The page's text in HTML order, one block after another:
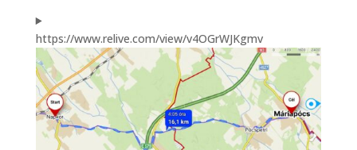
https://www.relive.com/view/v4OGrWJKgmv